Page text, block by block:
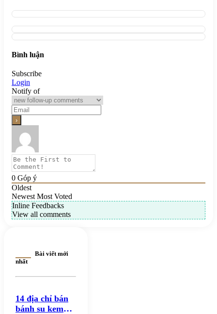
Bình luận
Subscribe
Login
Notify of
0 Góp ý
Oldest
Newest Most Voted
Inline Feedbacks
View all comments
Bài viết mới
nhất
14 địa chỉ bán
bánh su kem